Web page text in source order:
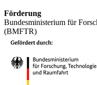
Förderung
Bundesministerium für
(BMFTR)